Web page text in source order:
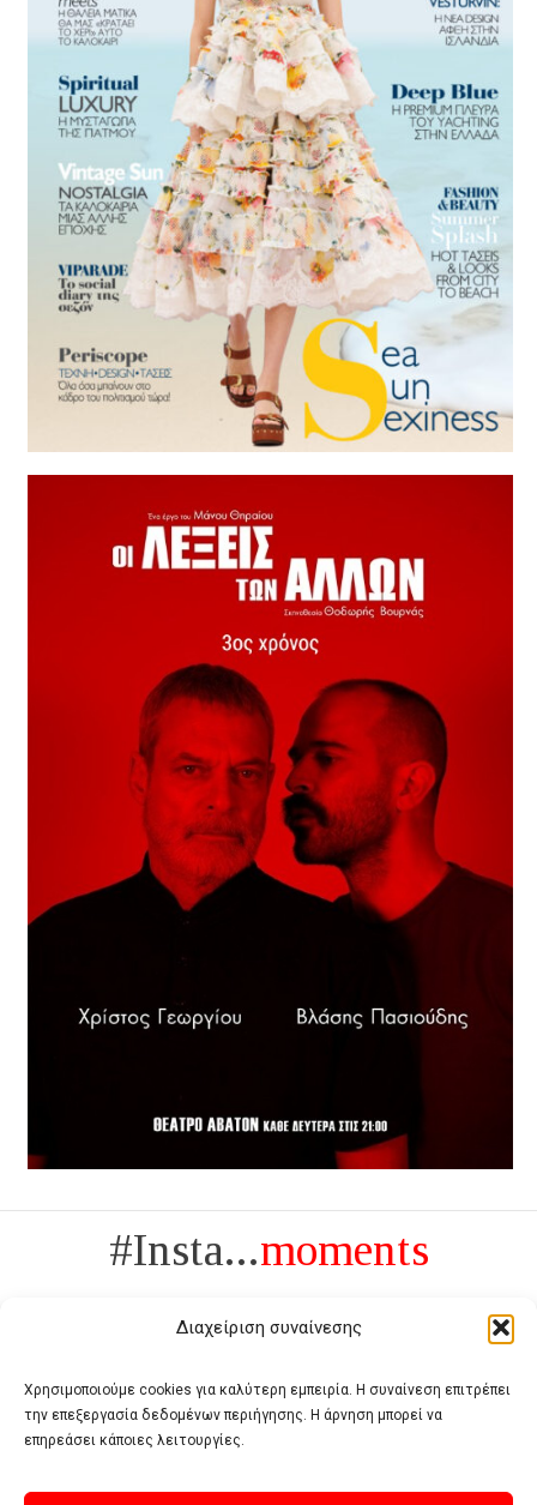
Διαχείριση συναίνεσης
Χρησιμοποιούμε cookies για καλύτερη εμπειρία. Η συναίνεση επιτρέπει
την επεξεργασία δεδομένων περιήγησης. Η άρνηση μπορεί να
επηρεάσει κάποιες λειτουργίες.
#Insta...moments
Πολυτέλεια δεν είναι το αντίθετο της ανέχειας, είναι το αντίθετο της